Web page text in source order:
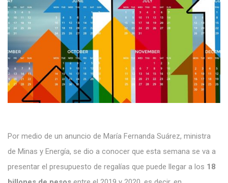
Por medio de un anuncio de María Fernanda Suárez, ministra
de Minas y Energía, se dio a conocer que esta semana se va a
presentar el presupuesto de regalías que puede llegar a los 18